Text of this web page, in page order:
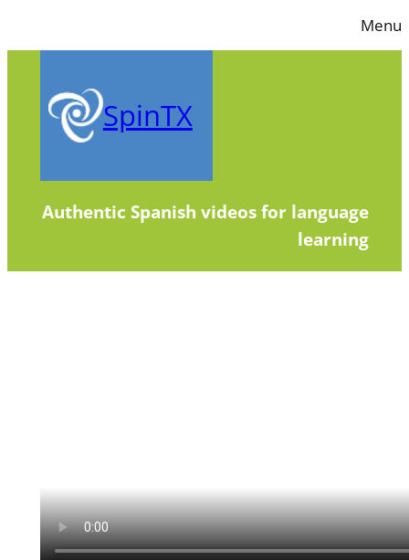
to
Menu
SpinTX
Authentic Spanish videos for language
learning